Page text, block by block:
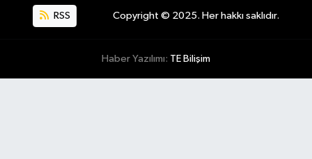
RSS Copyright © 2025. Her hakkı saklıdır.
Haber Yazılımı: TE Bilişim